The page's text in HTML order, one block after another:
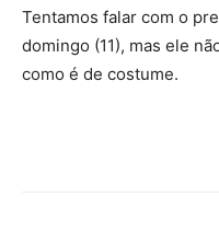
Tentamos falar com o
domingo (11), mas ele
como é de costume.